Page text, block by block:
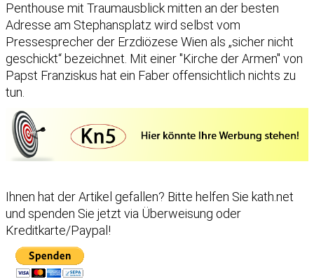
Penthouse mit Traumausblick mitten an der besten
Adresse am Stephansplatz wird selbst vom
Pressesprecher der Erzdiözese Wien als „sicher nicht
geschickt“ bezeichnet. Mit einer "Kirche der Armen" von
Papst Franziskus hat ein Faber offensichtlich nichts zu
tun.
Ihnen hat der Artikel gefallen? Bitte helfen Sie kath.net
und spenden Sie jetzt via Überweisung oder
Kreditkarte/Paypal!